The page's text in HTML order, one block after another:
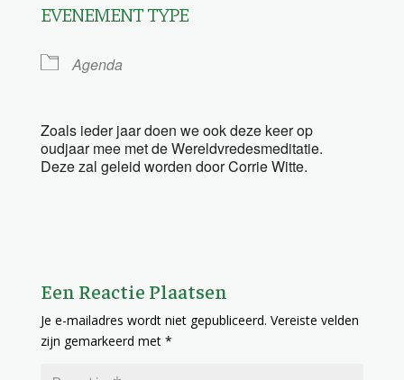
EVENEMENT TYPE
Agenda
Zoals ieder jaar doen we ook deze keer op
oudjaar mee met de Wereldvredesmeditatie.
Deze zal geleid worden door Corrie Witte.
Een Reactie Plaatsen
Je e-mailadres wordt niet gepubliceerd. Vereiste velden
zijn gemarkeerd met *